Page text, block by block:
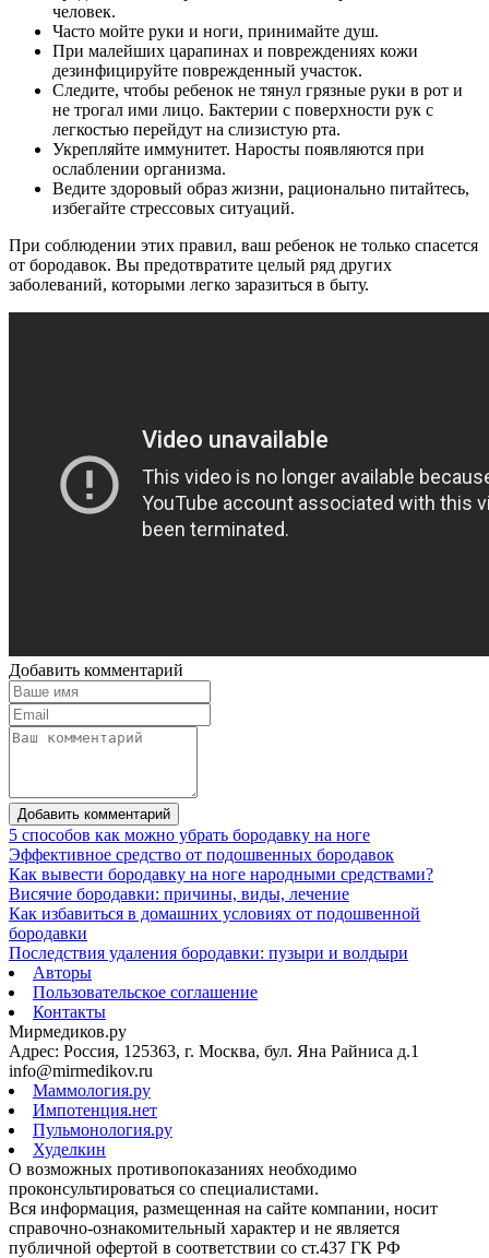
человек.
Часто мойте руки и ноги, принимайте душ.
При малейших царапинах и повреждениях кожи
дезинфицируйте поврежденный участок.
Следите, чтобы ребенок не тянул грязные руки в рот и
не трогал ими лицо. Бактерии с поверхности рук с
легкостью перейдут на слизистую рта.
Укрепляйте иммунитет. Наросты появляются при
ослаблении организма.
Ведите здоровый образ жизни, рационально питайтесь,
избегайте стрессовых ситуаций.
При соблюдении этих правил, ваш ребенок не только спасется
от бородавок. Вы предотвратите целый ряд других
заболеваний, которыми легко заразиться в быту.
Добавить комментарий
Добавить комментарий
5 способов как можно убрать бородавку на ноге
Эффективное средство от подошвенных бородавок
Как вывести бородавку на ноге народными средствами?
Висячие бородавки: причины, виды, лечение
Как избавиться в домашних условиях от подошвенной
бородавки
Последствия удаления бородавки: пузыри и волдыри
Авторы
Пользовательское соглашение
Контакты
Мирмедиков.ру
Адрес: Россия, 125363, г. Москва, бул. Яна Райниса д.1
info@mirmedikov.ru
Маммология.ру
Импотенция.нет
Пульмонология.ру
Худелкин
О возможных противопоказаниях необходимо
проконсультироваться со специалистами.
Вся информация, размещенная на сайте компании, носит
справочно-ознакомительный характер и не является
публичной офертой в соответствии со ст.437 ГК РФ